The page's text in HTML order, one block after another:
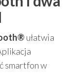
ułatwia
smartfon w